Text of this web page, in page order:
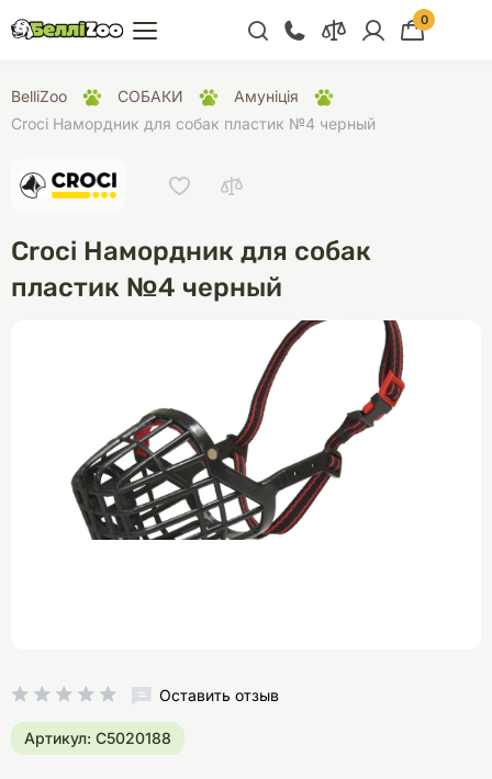
+38 (068) 300 91 91
Отдел продаж
+38 (099) 300 91 91
Отдел поддержки
+38 (068) 479 28
76
0
BelliZoo СОБАКИ
Амуніція
Croci Намордник для собак пластик №4 черный
Croci Намордник для собак
пластик №4 черный
Оставить отзыв
Артикул: C5020188